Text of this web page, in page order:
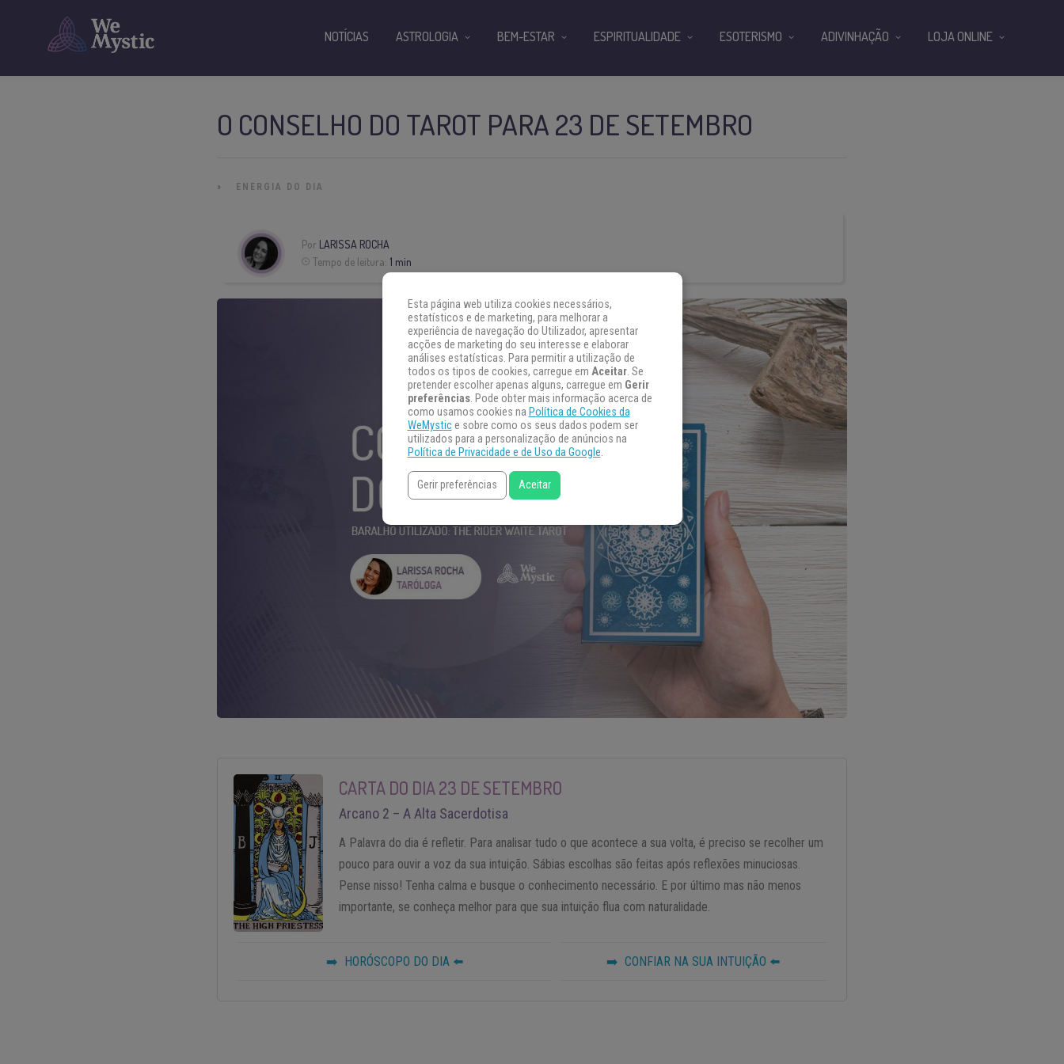
O CONSELHO DO TAROT PARA 23 DE SETEMBRO
» ENERGIA DO DIA
Por LARISSA ROCHA
Tempo de leitura:1 min
CARTA DO DIA 23 DE SETEMBRO
Arcano 2 – A Alta Sacerdotisa
A Palavra do dia é refletir. Para analisar tudo o que acontece a sua volta, é preciso se recolher um
pouco para ouvir a voz da sua intuição. Sábias escolhas são feitas após reflexões minuciosas.
Pense nisso! Tenha calma e busque o conhecimento necessário. E por último mas não menos
importante, se conheça melhor para que sua intuição flua com naturalidade.
➡️ HORÓSCOPO DO DIA ⬅️ ➡️ CONFIAR NA SUA INTUIÇÃO ⬅️
NOTÍCIAS ASTROLOGIA BEM-ESTAR ESPIRITUALIDADE ESOTERISMO ADIVINHAÇÃO LOJA ONLINE
Esta página web utiliza cookies necessários,
estatísticos e de marketing, para melhorar a
experiência de navegação do Utilizador, apresentar
acções de marketing do seu interesse e elaborar
análises estatísticas. Para permitir a utilização de
todos os tipos de cookies, carregue em Aceitar. Se
pretender escolher apenas alguns, carregue em Gerir
preferências. Pode obter mais informação acerca de
como usamos cookies na Política de Cookies da
WeMystice sobre como os seus dados podem ser
utilizados para a personalização de anúncios na
Política de Privacidade e de Uso da Google.
Gerir preferências Aceitar